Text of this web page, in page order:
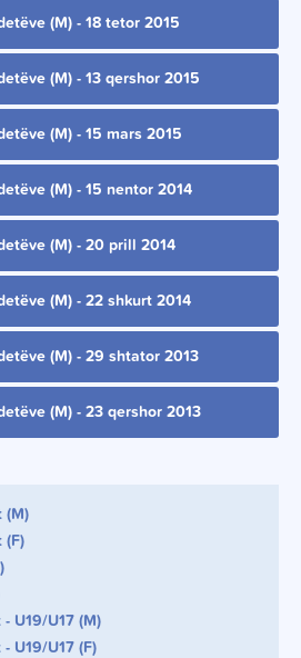
(M) - 18 tetor 2015
(M) - 13 qershor 2015
(M) - 15 mars 2015
(M) - 15 nentor 2014
(M) - 20 prill 2014
(M) - 22 shkurt 2014
(M) - 29 shtator 2013
(M) - 23 qershor 2013
(M)
(F)
U19/U17 (M)
U19/U17 (F)